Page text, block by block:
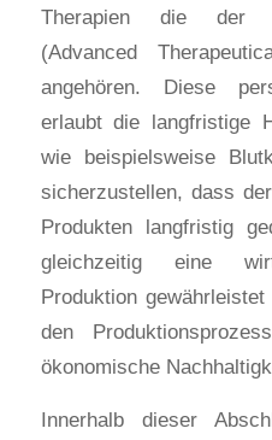
Therapien die der
(Advanced
angehören. Diese
erlaubt die langfristige
wie beispielsweise
sicherzustellen, dass
Produkten langfristig
gleichzeitig eine
Produktion
den
ökonomische
Innerhalb dieser